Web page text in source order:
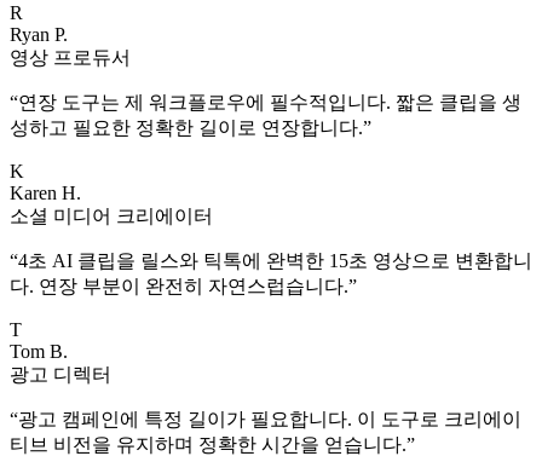
R
Ryan P.
영상 프로듀서
“연장 도구는 제 워크플로우에 필수적입니다. 짧은 클립을 생
성하고 필요한 정확한 길이로 연장합니다.”
K
Karen H.
소셜 미디어 크리에이터
“4초 AI 클립을 릴스와 틱톡에 완벽한 15초 영상으로 변환합니
다. 연장 부분이 완전히 자연스럽습니다.”
T
Tom B.
광고 디렉터
“광고 캠페인에 특정 길이가 필요합니다. 이 도구로 크리에이
티브 비전을 유지하며 정확한 시간을 얻습니다.”